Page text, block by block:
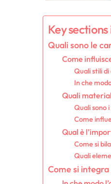
Key
Quali sono le
Come
Quali stili
In che
Quali
Quali sono
Come
Qual è
Come si
Quali
Come si integra